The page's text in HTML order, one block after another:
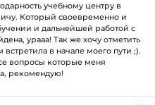
учебному центру в
Который своевременно и
и дальнейшей работой с
урааа! Так же хочу отметить
в начале моего пути ;).
вопросы которые меня
рекомендую!